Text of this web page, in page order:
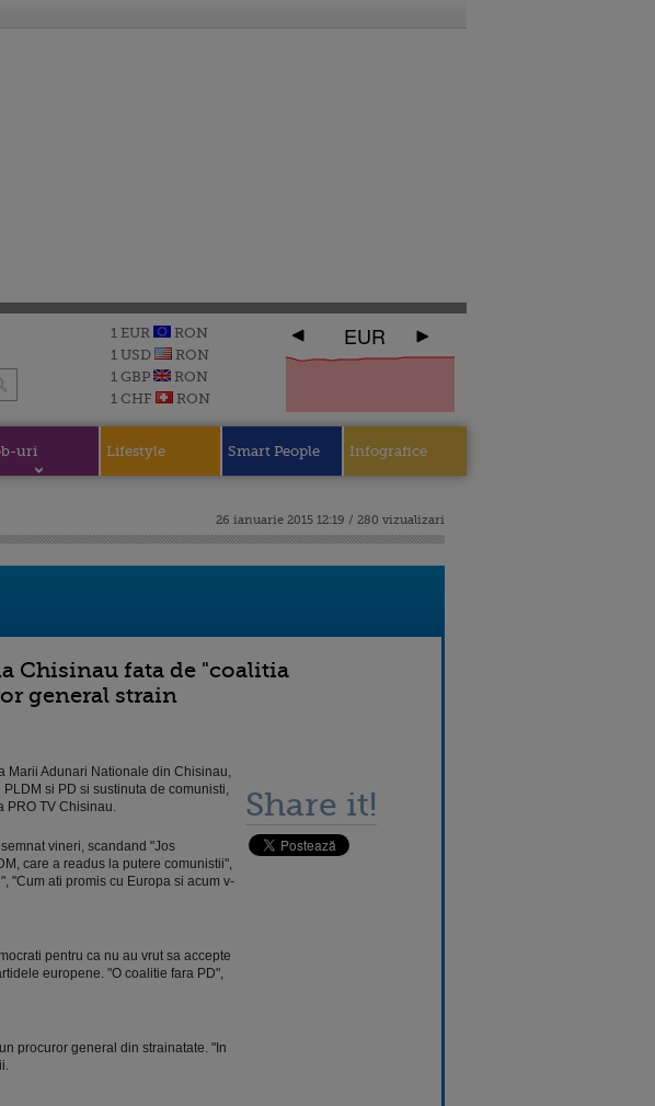
1 EUR
RON
1 USD
RON
1 GBP
RON
1 CHF
RON
EUR
uri Lifestyle Smart People Infografice
26 ianuarie 2015 12:19 / 280 vizualizari
Chisinau fata de "coalitia
general strain
Marii Adunari Nationale din Chisinau,
si PD si sustinuta de comunisti,
PRO TV Chisinau.
vineri, scandand "Jos
care a readus la putere comunistii",
"Cum ati promis cu Europa si acum v-
pentru ca nu au vrut sa accepte
europene. "O coalitie fara PD",
procuror general din strainatate. "In
Share it!